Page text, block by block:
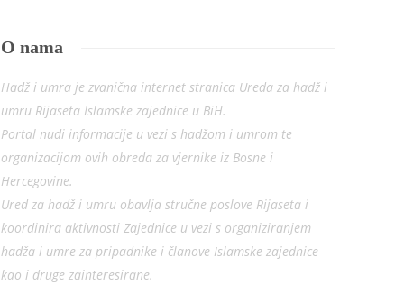
O nama
Hadž i umra je zvanična internet stranica Ureda za hadž i
umru Rijaseta Islamske zajednice u BiH.
Portal nudi informacije u vezi s hadžom i umrom te
organizacijom ovih obreda za vjernike iz Bosne i
Hercegovine.
Ured za hadž i umru obavlja stručne poslove Rijaseta i
koordinira aktivnosti Zajednice u vezi s organiziranjem
hadža i umre za pripadnike i članove Islamske zajednice
kao i druge zainteresirane.